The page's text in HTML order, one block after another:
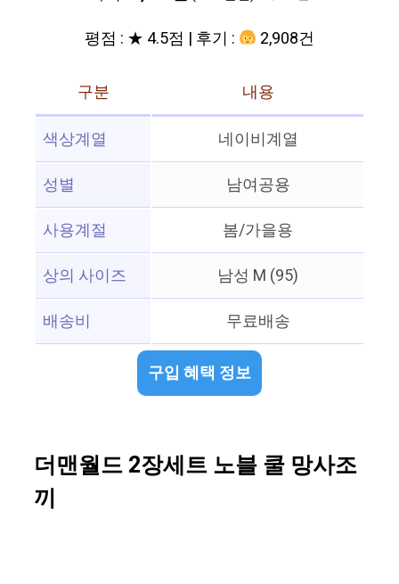
평점 : ★ 4.5점 | 후기 : 2,908건
구분
내용
색상계열
네이비계열
성별
남여공용
사용계절
봄/가을용
상의 사이즈
남성 M (95)
배송비
무료배송
구입 혜택 정보
더맨월드 2장세트 노블 쿨 망사조
끼